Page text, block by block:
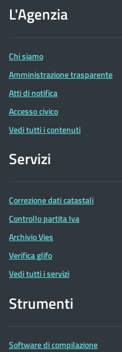
dell'Agenzia
delle
Entrate
L'Agenzia
Chi siamo
Amministrazione trasparente
Atti di notifica
Accesso civico
Vedi tutti i contenuti
Servizi
Correzione dati catastali
Controllo partita Iva
Archivio Vies
Verifica glifo
Vedi tutti i servizi
Strumenti
Software di compilazione